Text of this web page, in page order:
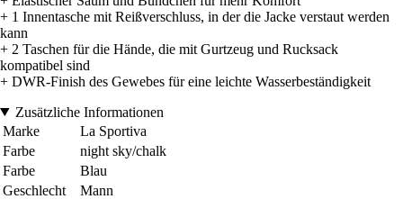
+ 1 Innentasche mit Reißverschluss, in der die Jacke verstaut werden
kann
+ 2 Taschen für die Hände, die mit Gurtzeug und Rucksack
kompatibel sind
+ DWR-Finish des Gewebes für eine leichte Wasserbeständigkeit
Zusätzliche Informationen
Marke
La Sportiva
Farbe
night sky/chalk
Farbe
Blau
Geschlecht
Mann